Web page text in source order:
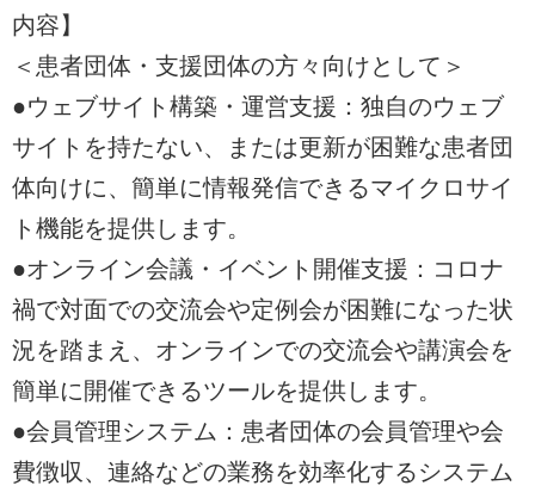
内容】
＜患者団体・支援団体の方々向けとして＞
●ウェブサイト構築・運営支援：独自のウェブ
サイトを持たない、または更新が困難な患者団
体向けに、簡単に情報発信できるマイクロサイ
ト機能を提供します。
●オンライン会議・イベント開催支援：コロナ
禍で対面での交流会や定例会が困難になった状
況を踏まえ、オンラインでの交流会や講演会を
簡単に開催できるツールを提供します。
●会員管理システム：患者団体の会員管理や会
費徴収、連絡などの業務を効率化するシステム